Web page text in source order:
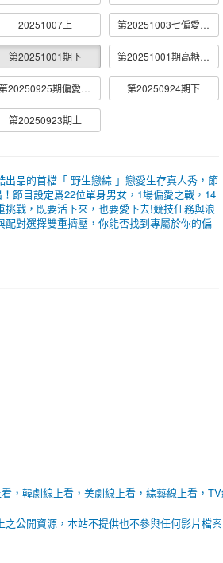
20251007上 第20251003七偏愛日記
第20251001期下 第20251001期高糖純享
第20250925期偏愛加碼 第20250924期下
第20250923期上
出品的首檔「 野生戀綜 」戀愛生存真人秀，節
節目設定爲22位單身男女，1場偏愛之戰，14
戰，既要活下來，也要愛下去!競技任務與浪
對選擇雙重擠壓，你能否找到專屬於你的偏
，韓劇線上看，美劇線上看，綜藝線上看，
公開資源，本站不提供也不參與任何影片檔